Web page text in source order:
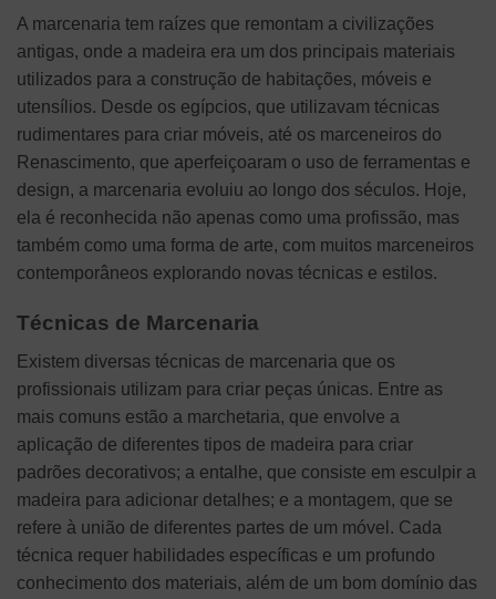
A marcenaria tem raízes que remontam a civilizações
antigas, onde a madeira era um dos principais materiais
utilizados para a construção de habitações, móveis e
utensílios. Desde os egípcios, que utilizavam técnicas
rudimentares para criar móveis, até os marceneiros do
Renascimento, que aperfeiçoaram o uso de ferramentas e
design, a marcenaria evoluiu ao longo dos séculos. Hoje,
ela é reconhecida não apenas como uma profissão, mas
também como uma forma de arte, com muitos marceneiros
contemporâneos explorando novas técnicas e estilos.
Técnicas de Marcenaria
Existem diversas técnicas de marcenaria que os
profissionais utilizam para criar peças únicas. Entre as
mais comuns estão a marchetaria, que envolve a
aplicação de diferentes tipos de madeira para criar
padrões decorativos; a entalhe, que consiste em esculpir a
madeira para adicionar detalhes; e a montagem, que se
refere à união de diferentes partes de um móvel. Cada
técnica requer habilidades específicas e um profundo
conhecimento dos materiais, além de um bom domínio das